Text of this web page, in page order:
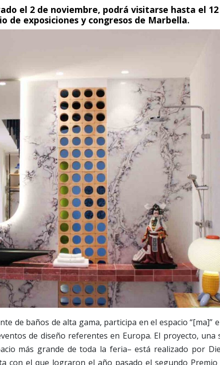
el 2 de noviembre, podrá visitarse hasta el
de exposiciones y congresos de Marbella.
de baños de alta gama, participa en el espacio “[ma]”
de diseño referentes en Europa. El proyecto, una
más grande de toda la feria– está realizado por
con el que lograron el año pasado el segundo